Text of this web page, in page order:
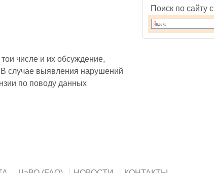
числе и их обсуждение,
случае выявления нарушений
по поводу данных
Поиск по сайту с